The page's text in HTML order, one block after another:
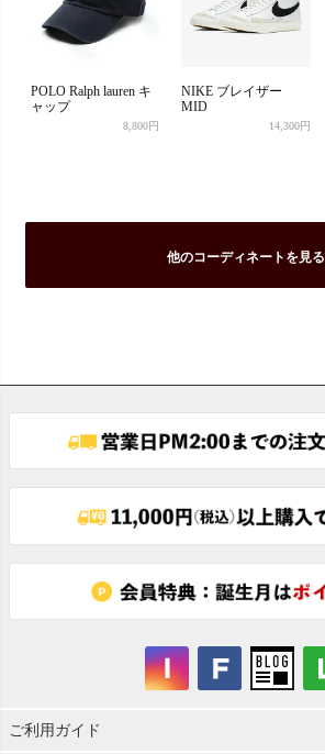
POLO Ralph lauren キ
ャップ
8,800円
NIKE ブレイザー
MID
14,300円
他のコーディネートを見る
ご利用ガイド